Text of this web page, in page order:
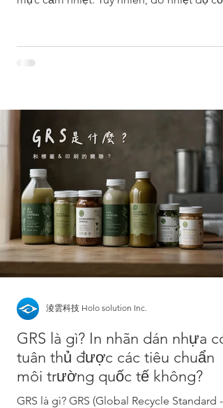
GRS là gì? In nhãn dán nhựa có
tuân thủ được các tiêu chuẩn
môi trường quốc tế không?
GRS là gì? GRS (Global Recycle Standard -
淩雲科技 Holo solution Inc.